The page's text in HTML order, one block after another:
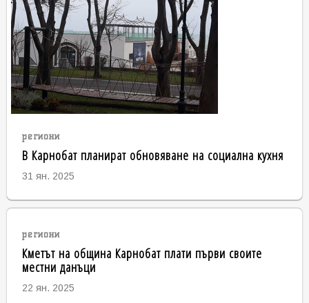
региони
В Карнобат планират обновяване на социална кухня
31 ян. 2025
региони
Кметът на община Карнобат плати първи своите
местни данъци
22 ян. 2025